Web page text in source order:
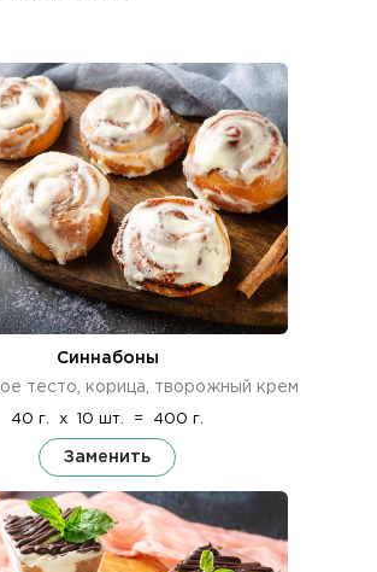
Синнабоны
тесто, корица, творожный крем
40 г. x 10 шт. = 400 г.
Заменить